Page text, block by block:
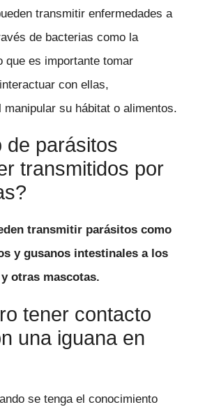
transmitir enfermedades a
de bacterias como la
que es importante tomar
con ellas,
manipular su hábitat o alimentos.
de parásitos
transmitidos por
transmitir parásitos como
y gusanos intestinales a los
otras mascotas.
tener contacto
una iguana en
se tenga el conocimiento